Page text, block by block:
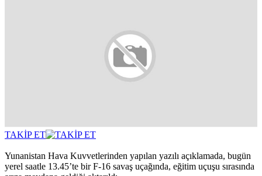
TAKİP ET
Yunanistan Hava Kuvvetlerinden yapılan yazılı açıklamada, bugün
yerel saatle 13.45’te bir F-16 savaş uçağında, eğitim uçuşu sırasında